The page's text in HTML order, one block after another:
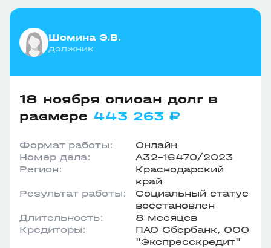
Шомина Э.В.
должник
18 ноября списан долг в
размере 443 263 ₽
Формат работы:
Онлайн
Номер дела:
А32-16470/2023
Регион:
Краснодарский
край
Результат работы:
Социальный статус
восстановлен
Длительность:
8 месяцев
Кредиторы:
ПАО Сбербанк, ООО
"Экспресскредит"